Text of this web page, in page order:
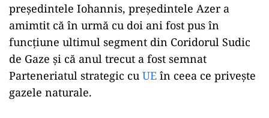
președintele Iohannis, președintele Azer a
amimtit că în urmă cu doi ani fost pus în
funcţiune ultimul segment din Coridorul Sudic
de Gaze şi că anul trecut a fost semnat
Parteneriatul strategic cu UE în ceea ce priveşte
gazele naturale.